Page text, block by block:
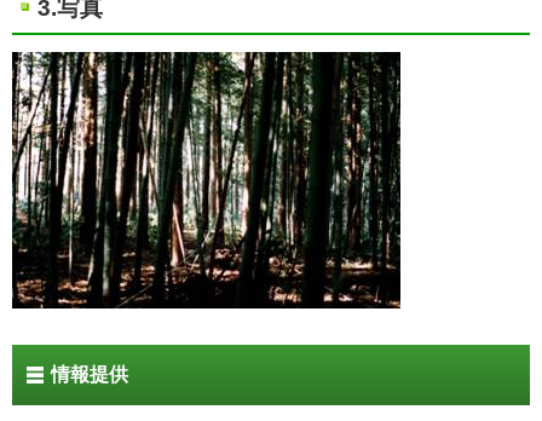
3.写真
情報提供